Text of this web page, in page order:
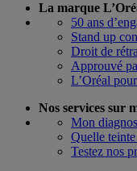
La marque
50 ans
Stand up
Droit de
Approuvé
L’Oréal
Nos services sur
Mon
Quelle
Testez nos